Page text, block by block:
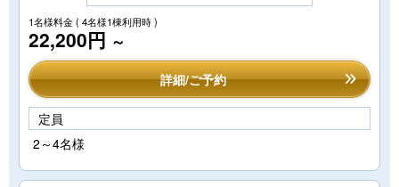
1名様料金( 4名様1棟利用時 )
22,200円 ～
詳細/ご予約
定員
2～4名様